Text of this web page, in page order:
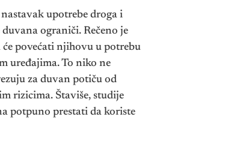
upotrebe droga i
ograniči. Rečeno je
povećati njihovu u potrebu
uređajima. To niko ne
za duvan potiču od
rizicima. Štaviše, studije
potpuno prestati da koriste